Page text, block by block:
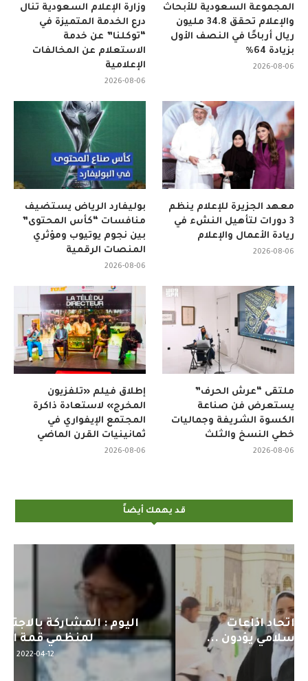
وزارة الإعلام السعودية تنال
درع الخدمة المتميزة في
“توكلنا” عن خدمة
الاستعلام عن المخالفات
الإعلامية
2026-08-06
المجموعة السعودية للأبحاث
والإعلام تحقق 34.8 مليون
ريال أرباحًا في النصف الأول
بزيادة 64%
2026-08-06
بوليفارد الرياض يستضيف
منافسات “كأس المحتوى”
بين نجوم يوتيوب ومؤثري
المنصات الرقمية
2026-08-06
معهد الجزيرة للإعلام ينظم
3 دورات لتأهيل النشء في
ريادة الأعمال والإعلام
2026-08-06
إطلاق فيلم «تلفزيون
المخرج» لاستعادة ذاكرة
المجتمع الإيفواري في
ثمانينيات القرن الماضي
2026-08-06
ملتقى “عرش الحرف”
يستعرض فن صناعة
الكسوة الشريفة وجماليات
خطي النسخ والثلث
2026-08-06
قد يهمك أيضاً
اليوم : المشاركة بالاجتماع التحضيري
لمنظمي قمة اسيا...
2022-04-12